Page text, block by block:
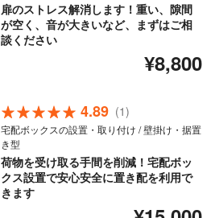
扉のストレス解消します！重い、隙間
が空く、音が大きいなど、まずはご相
談ください
¥8,800
4.89 (1)
宅配ボックスの設置・取り付け / 壁掛け・据置
き型
荷物を受け取る手間を削減！宅配ボッ
クス設置で安心安全に置き配を利用で
きます